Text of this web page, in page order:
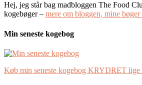
Hej, jeg står bag madbloggen The Food
kogebøger – mere om bloggen, mine
Min seneste kogebog
Køb min seneste kogebog KRYDRET